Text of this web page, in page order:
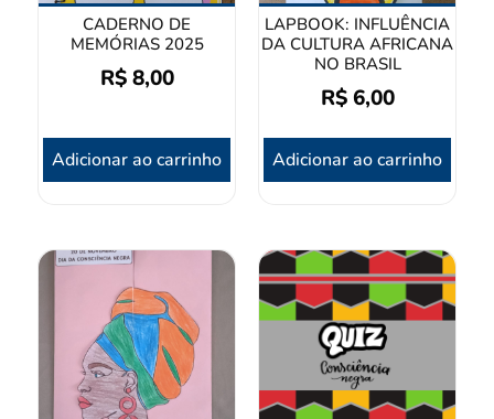
CADERNO DE
MEMÓRIAS 2025
R$8,00
Adicionar ao carrinho
LAPBOOK: INFLUÊNCIA
DA CULTURA AFRICANA
NO BRASIL
R$6,00
Adicionar ao carrinho